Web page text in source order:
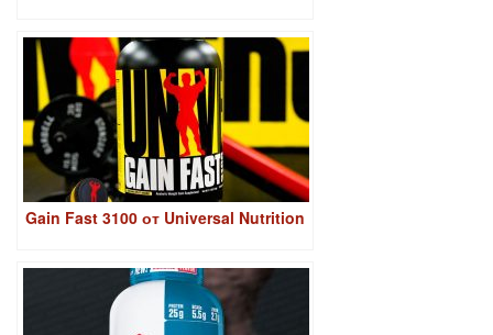
Gain Fast 3100 от Universal Nutrition